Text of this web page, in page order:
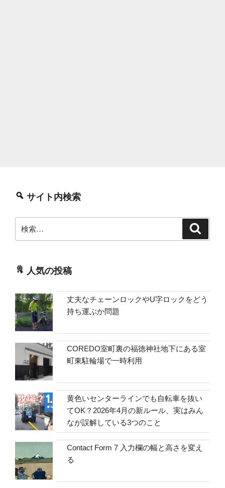
サイト内検索
索:
人気の投稿
丈夫なチェーンロックやU字ロックをどう
持ち運ぶか問題
COREDO室町裏の福徳神社地下にある室
町東駐輪場で一時利用
黄色いセンターラインでも自転車を抜い
てOK？2026年4月の新ルール、実はみん
なが誤解している3つのこと
Contact Form 7 入力欄の幅と高さを変え
る